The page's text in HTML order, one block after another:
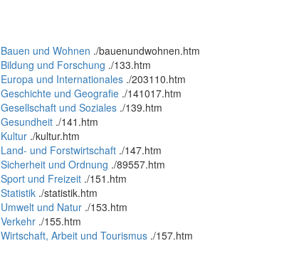
Bauen und Wohnen ./bauenundwohnen.htm
Bildung und Forschung ./133.htm
Europa und Internationales ./203110.htm
Geschichte und Geografie ./141017.htm
Gesellschaft und Soziales ./139.htm
Gesundheit ./141.htm
Kultur ./kultur.htm
Land- und Forstwirtschaft ./147.htm
Sicherheit und Ordnung ./89557.htm
Sport und Freizeit ./151.htm
Statistik ./statistik.htm
Umwelt und Natur ./153.htm
Verkehr ./155.htm
Wirtschaft, Arbeit und Tourismus ./157.htm